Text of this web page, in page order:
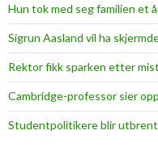
Hun tok med seg familien et
Sigrun Aasland vil ha
Rektor fikk sparken etter
Cambridge-professor sier
Studentpolitikere blir